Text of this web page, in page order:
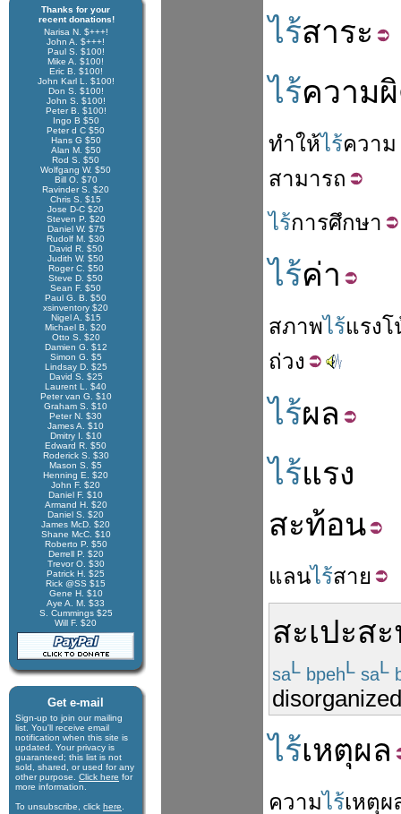
Thanks for your
recent donations!
Narisa N. $+++!
John A. $+++!
Paul S. $100!
Mike A. $100!
Eric B. $100!
John Karl L. $100!
Don S. $100!
John S. $100!
Peter B. $100!
Ingo B $50
Peter d C $50
Hans G $50
Alan M. $50
Rod S. $50
Wolfgang W. $50
Bill O. $70
Ravinder S. $20
Chris S. $15
Jose D-C $20
Steven P. $20
Daniel W. $75
Rudolf M. $30
David R. $50
Judith W. $50
Roger C. $50
Steve D. $50
Sean F. $50
Paul G. B. $50
xsinventory $20
Nigel A. $15
Michael B. $20
Otto S. $20
Damien G. $12
Simon G. $5
Lindsay D. $25
David S. $25
Laurent L. $40
Peter van G. $10
Graham S. $10
Peter N. $30
James A. $10
Dmitry I. $10
Edward R. $50
Roderick S. $30
Mason S. $5
Henning E. $20
John F. $20
Daniel F. $10
Armand H. $20
Daniel S. $20
James McD. $20
Shane McC. $10
Roberto P. $50
Derrell P. $20
Trevor O. $30
Patrick H. $25
Rick @SS $15
Gene H. $10
Aye A. M. $33
S. Cummings $25
Will F. $20
Get e-mail
Sign-up to join our mail­ing
list. You'll receive e­mail
notification when this site is
updated. Your privacy is
guaran­teed; this list is not
sold, shared, or used for any
other purpose. Click here for
more infor­mation.
To unsubscribe, click here
ไร้สาระ
ไร้ความ
ทำให้ไร้ความ
สามารถ
ไร้การศึกษา
ไร้ค่า
สภาพไร้แรง
ถ่วง
ไร้ผล
ไร้แรง
สะท้อน
แลนไร้สาย
สะเปะส
saL bpehL saL
ไร้เหตุผล
ความไร้เหตุผ